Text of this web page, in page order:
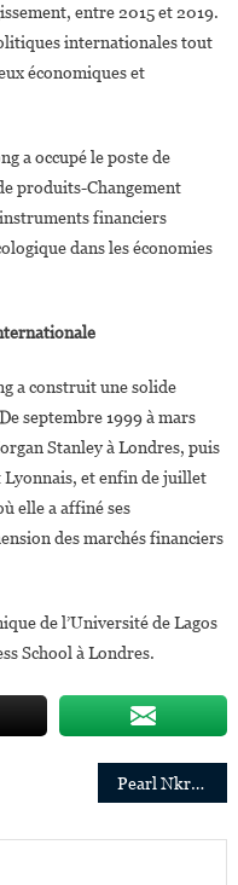
entre 2015 et 2019.
internationales tout
économiques et
a occupé le poste de
produits-Changement
financiers
dans les économies
a construit une solide
septembre 1999 à mars
Stanley à Londres, puis
et enfin de juillet
elle a affiné ses
des marchés financiers
de l’Université de Lagos
School à Londres.
Pearl Nkrumah, nouvelle Directrice Générale d’Access Bank Ghana